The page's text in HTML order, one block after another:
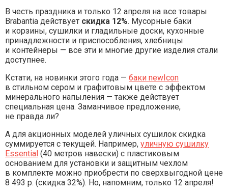
В честь праздника и только 12 апреля на все товары
Brabantia действует скидка 12%. Мусорные баки
и корзины, сушилки и гладильные доски, кухонные
принадлежности и приспособления, хлебницы
и контейнеры — все эти и многие другие изделия стали
доступнее.
Кстати, на новинки этого года — баки newIcon
в стильном сером и графитовым цвете с эффектом
минерального напыления — также действует
специальная цена. Заманчивое предложение,
не правда ли?
А для акционных моделей уличных сушилок скидка
суммируется с текущей. Например, уличную сушилку
Essential (40 метров навески) с пластиковым
основанием для установки и защитным чехлом
в комплекте можно приобрести по сверхвыгодной цене
8 493 р. (скидка 32%). Но, напомним, только 12 апреля!